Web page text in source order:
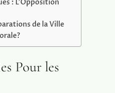
: L’Opposition
de la Ville
Pour les